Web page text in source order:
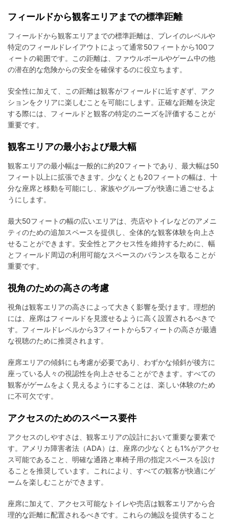
の
離、
座
席、
安
性
フィールドから観客エリアまでの標準距離
フィールドから観客エリアまでの標準距離は、プレイのレベルや
特定のフィールドレイアウトによって通常50フィートから100フ
ィートの範囲です。この距離は、ファウルボールやゲーム中の他
の潜在的な危険からの安全を確保するのに役立ちます。
安全性に加えて、この距離は観客がフィールドに近すぎず、アク
ションをクリアに楽しむことを可能にします。正確な距離を決定
する際には、フィールドと観客の特定のニーズを評価することが
重要です。
観客エリアの最小および最大幅
観客エリアの最小幅は一般的に約20フィートであり、最大幅は50
フィート以上に拡張できます。少なくとも20フィートの幅は、十
分な座席と移動を可能にし、家族やグループが快適に過ごせるよ
うにします。
最大50フィートの幅の広いエリアは、売店やトイレなどのアメニ
ティのための追加スペースを提供し、全体的な観客体験を向上さ
せることができます。安全性とアクセス性を維持するために、幅
とフィールド周辺の利用可能なスペースのバランスを取ることが
重要です。
視角のための高さの考慮
視角は観客エリアの高さによって大きく影響を受けます。理想的
には、座席はフィールドを見渡せるように高く設置されるべきで
す。フィールドレベルから3フィートから5フィートの高さが最適
な視聴のために推奨されます。
座席エリアの傾斜にも考慮が必要であり、わずかな傾斜が後方に
座っている人々の視認性を向上させることができます。すべての
観客がゲームをよく見えるようにすることは、楽しい体験のため
に不可欠です。
アクセスのためのスペース要件
アクセスのしやすさは、観客エリアの設計において重要な要素で
す。アメリカ障害者法（ADA）は、座席の少なくとも1%がアクセ
ス可能であること、明確な通路と車椅子用の指定スペースを設け
ることを推奨しています。これにより、すべての観客が快適にゲ
ームを楽しむことができます。
座席に加えて、アクセス可能なトイレや売店は観客エリアから合
理的な距離に配置されるべきです。これらの施設を提供すること